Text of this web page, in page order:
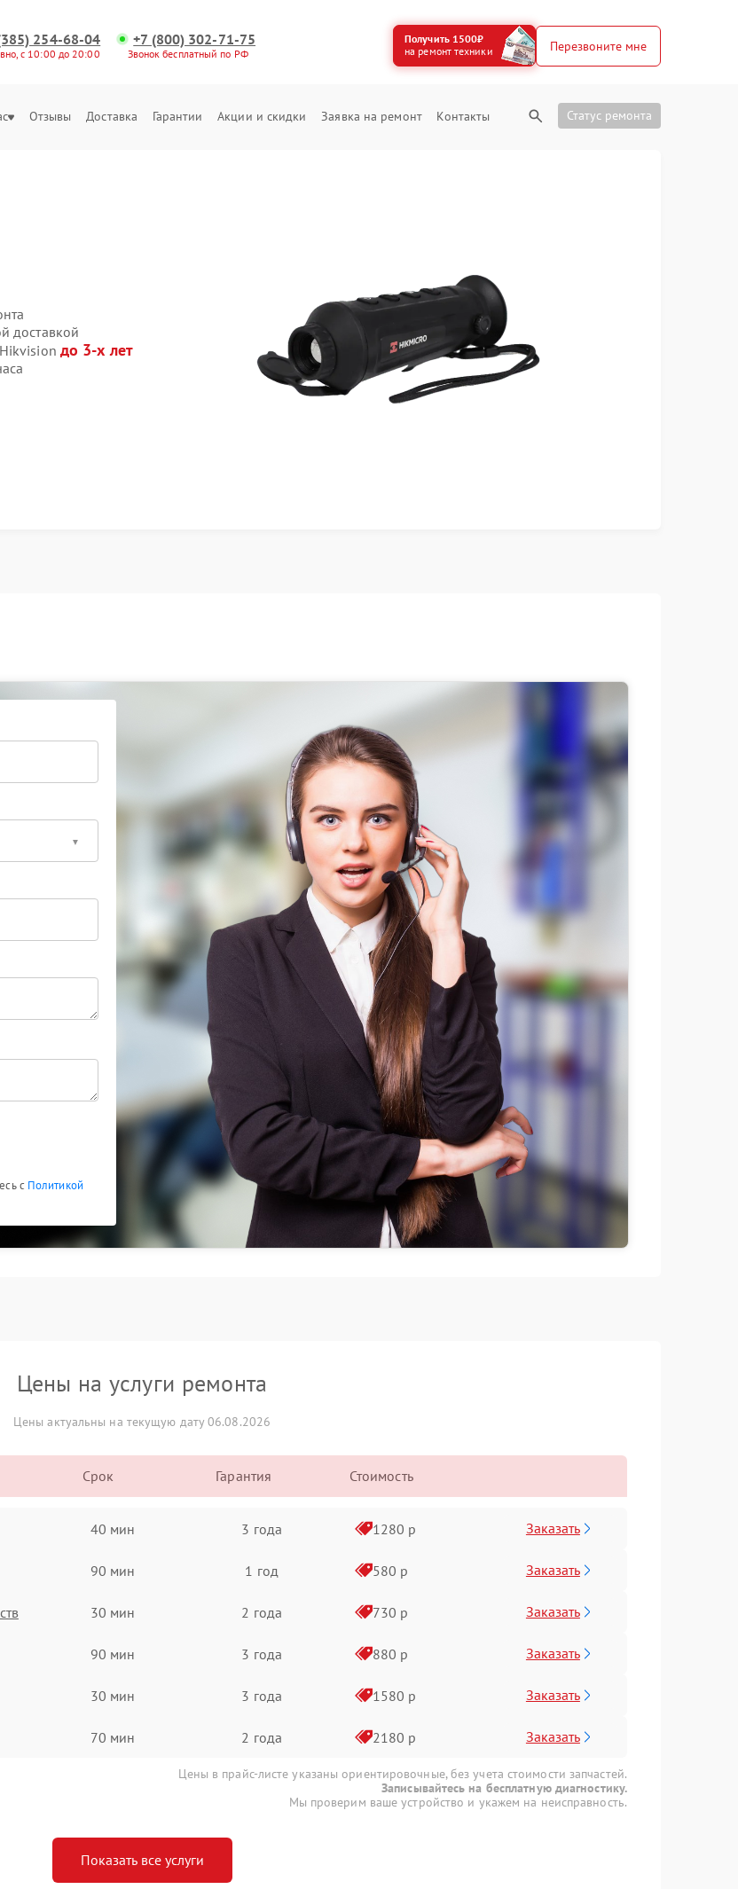
254-68-04
с 10:00 до 20:00
+7 (800) 302-71-75
Звонок бесплатный по РФ
Получить 1500₽
на ремонт техники
Перезвоните мне
Отзывы Доставка Гарантии Акции и скидки Заявка на ремонт Контакты Статус ремонта
доставкой
до 3-х лет
с Политикой
Цены на услуги ремонта
Цены актуальны на текущую дату 06.08.2026
Срок Гарантия Стоимость
40 мин 3 года 1280 р Заказать
90 мин 1 год 580 р Заказать
30 мин 2 года 730 р Заказать
90 мин 3 года 880 р Заказать
30 мин 3 года 1580 р Заказать
70 мин 2 года 2180 р Заказать
Цены в прайс-листе указаны ориентировочные, без учета стоимости запчастей.
Записывайтесь на бесплатную диагностику.
Мы проверим ваше устройство и укажем на неисправность.
Показать все услуги